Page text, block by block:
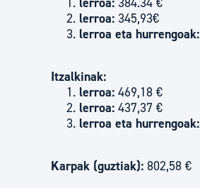
lerroa: 345,93€
lerroa eta hurrengoak:
Itzalkinak:
lerroa: 469,18 €
lerroa: 437,37 €
lerroa eta hurrengoak:
Karpak (guztiak): 802,58 €